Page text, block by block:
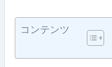
コンテンツ